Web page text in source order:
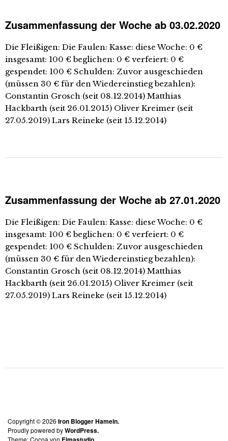
Zusammenfassung der Woche ab 03.02.2020
Die Fleißigen: Die Faulen: Kasse: diese Woche: 0 €
insgesamt: 100 € beglichen: 0 € verfeiert: 0 €
gespendet: 100 € Schulden: Zuvor ausgeschieden
(müssen 30 € für den Wiedereinstieg bezahlen):
Constantin Grosch (seit 08.12.2014) Matthias
Hackbarth (seit 26.01.2015) Oliver Kreimer (seit
27.05.2019) Lars Reineke (seit 15.12.2014)
Zusammenfassung der Woche ab 27.01.2020
Die Fleißigen: Die Faulen: Kasse: diese Woche: 0 €
insgesamt: 100 € beglichen: 0 € verfeiert: 0 €
gespendet: 100 € Schulden: Zuvor ausgeschieden
(müssen 30 € für den Wiedereinstieg bezahlen):
Constantin Grosch (seit 08.12.2014) Matthias
Hackbarth (seit 26.01.2015) Oliver Kreimer (seit
27.05.2019) Lars Reineke (seit 15.12.2014)
Copyright © 2026 Iron Blogger Hameln.
Proudly powered byWordPress.
Theme: Cocoa von